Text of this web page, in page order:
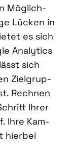
Mög­lich­
Lücken in
es sich
Ana­ly­tics
sich
Ziel­grup­
Rech­nen
Ihrer
Ihre Kam­
hier­bei